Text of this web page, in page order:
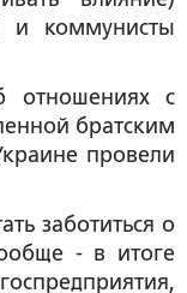
коммунисты
отношениях с
братским
провели
заботиться о
- в итоге